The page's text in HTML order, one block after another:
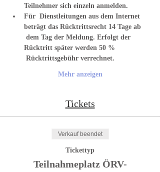
Teilnehmer sich einzeln anmelden.
Für  Dienstleitungen aus dem Internet
beträgt das Rücktrittsrecht 14 Tage ab
dem Tag der Meldung. Erfolgt der
Rücktritt später werden 50 %
Rücktrittsgebühr verrechnet.
Mehr anzeigen
Tickets
Verkauf beendet
Tickettyp
Teilnahmeplatz ÖRV-